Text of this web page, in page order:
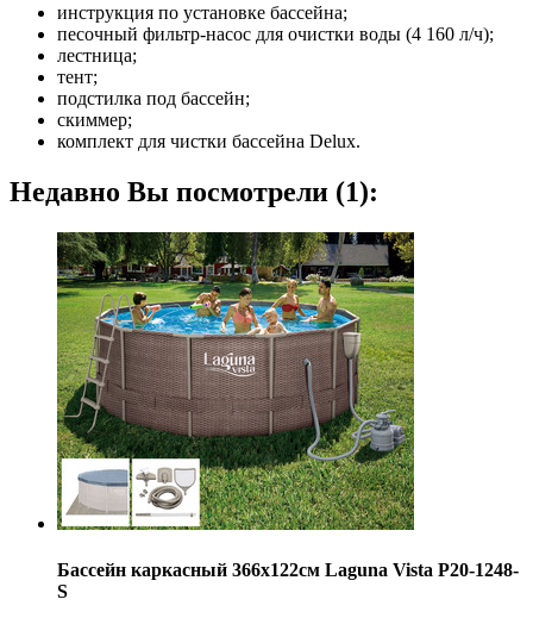
инструкция по установке бассейна;
песочный фильтр-насос для очистки воды (4 160 л/ч);
лестница;
тент;
подстилка под бассейн;
скиммер;
комплект для чистки бассейна Delux.
Недавно Вы посмотрели (1):
Бассейн каркасный 366х122см Laguna Vista Р20-1248-
S